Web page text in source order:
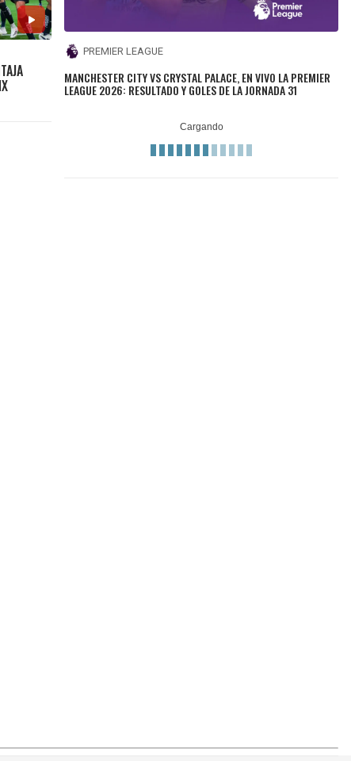
PREMIER LEAGUE
MANCHESTER CITY VS CRYSTAL PALACE, EN VIVO LA PREMIER
LEAGUE 2026: RESULTADO Y GOLES DE LA JORNADA 31